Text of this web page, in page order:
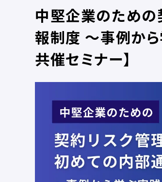
中堅企業のための
報制度 〜事例か
共催セミナー】